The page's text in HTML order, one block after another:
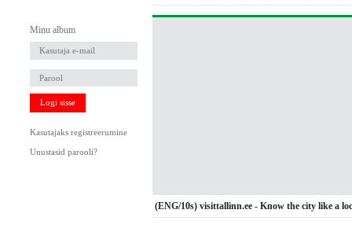
Minu album
Logi sisse
Kasutajaks registreerumine
Unustasid parooli?
(ENG/10s) visittallinn.ee - Know the city like a